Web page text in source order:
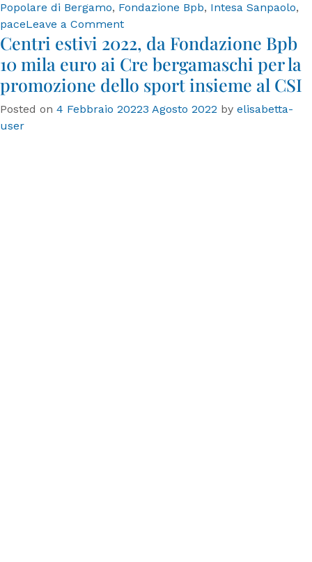
Popolare di Bergamo, Fondazione Bpb, Intesa Sanpaolo,
paceLeave a Commenton
“Comunità
in
dialogo
–
II
Centri estivi 2022, da Fondazione Bpb
10 mila euro ai Cre bergamaschi per la
promozione dello sport insieme al CSI
Posted on 4 Febbraio 20223 Agosto 2022 by elisabetta-
user